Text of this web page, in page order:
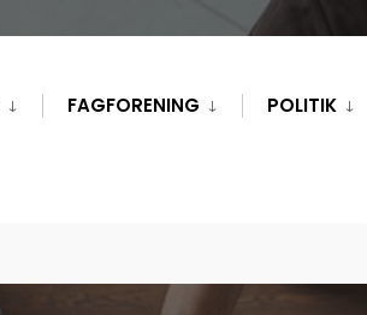
FAGFORENING POLITIK